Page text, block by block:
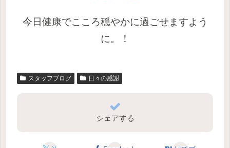
今日健康でこころ穏やかに過ごせますよう
に。！
スタッフブログ 日々の感謝
シェアする